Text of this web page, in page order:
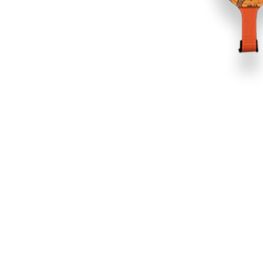
dirait que vous n'avez encore rien ajouté.